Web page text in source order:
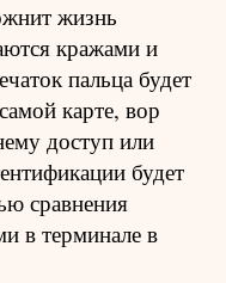
жизнь
кражами и
пальца будет
карте, вор
доступ или
будет
сравнения
в терминале в